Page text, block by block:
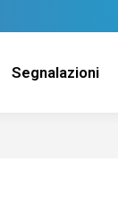
Segnalazioni